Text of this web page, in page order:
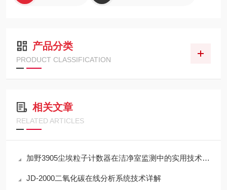
产品分类
PRODUCT CLASSIFICATION
相关文章
RELATED ARTICLES
加野3905尘埃粒子计数器在洁净室监测中的实用技术解析
JD-2000二氧化碳在线分析系统技术详解